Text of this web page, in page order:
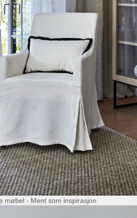
møbel - Ment som inspirasjon